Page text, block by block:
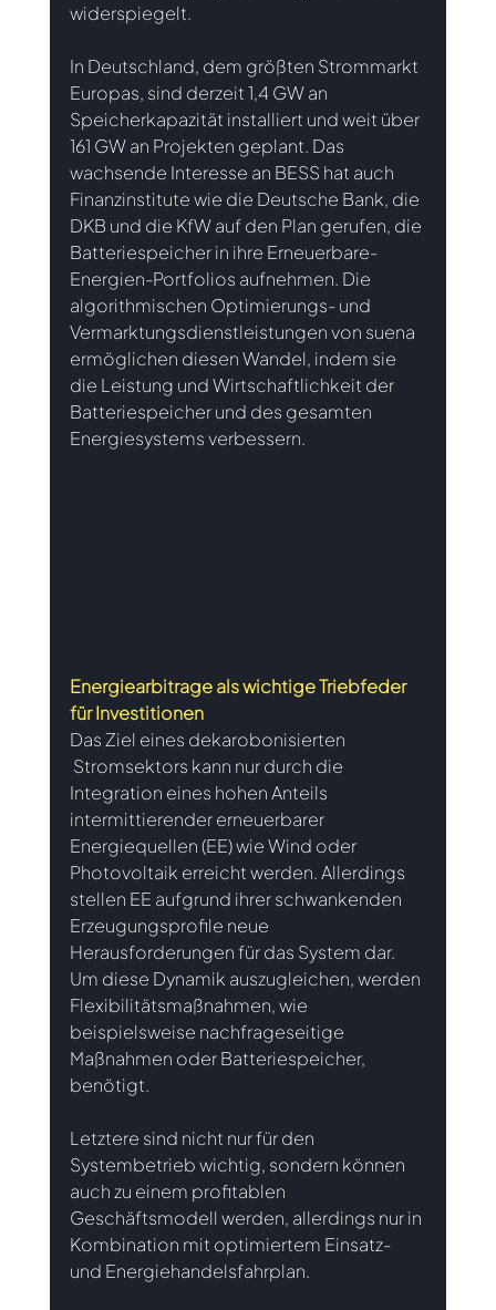
widerspiegelt.
In Deutschland, dem größten Strommarkt
Europas, sind derzeit 1,4 GW an
Speicherkapazität installiert und weit über
161 GW an Projekten geplant. Das
wachsende Interesse an BESS hat auch
Finanzinstitute wie die Deutsche Bank, die
DKB und die KfW auf den Plan gerufen, die
Batteriespeicher in ihre Erneuerbare-
Energien-Portfolios aufnehmen. Die
algorithmischen Optimierungs- und
Vermarktungsdienstleistungen von suena
ermöglichen diesen Wandel, indem sie
die Leistung und Wirtschaftlichkeit der
Batteriespeicher und des gesamten
Energiesystems verbessern.
Energiearbitrage als wichtige Triebfeder
für Investitionen
Das Ziel eines dekarobonisierten
Stromsektors kann nur durch die
Integration eines hohen Anteils
intermittierender erneuerbarer
Energiequellen (EE) wie Wind oder
Photovoltaik erreicht werden. Allerdings
stellen EE aufgrund ihrer schwankenden
Erzeugungsprofile neue
Herausforderungen für das System dar.
Um diese Dynamik auszugleichen, werden
Flexibilitätsmaßnahmen, wie
beispielsweise nachfrageseitige
Maßnahmen oder Batteriespeicher,
benötigt.
Letztere sind nicht nur für den
Systembetrieb wichtig, sondern können
auch zu einem profitablen
Geschäftsmodell werden, allerdings nur in
Kombination mit optimiertem Einsatz-
und Energiehandelsfahrplan.